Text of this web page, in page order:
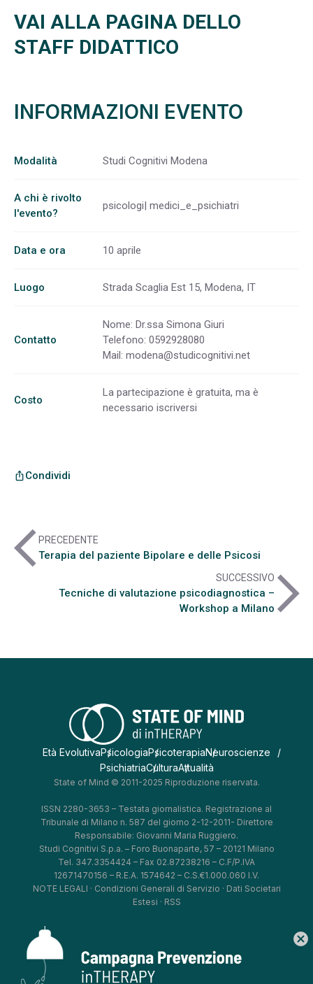
VAI ALLA PAGINA DELLO
STAFF DIDATTICO
INFORMAZIONI EVENTO
Modalità Studi Cognitivi Modena
A chi è rivolto
l'evento?
psicologi| medici_e_psichiatri
Data e ora 10 aprile
Luogo Strada Scaglia Est 15, Modena, IT
Contatto
Nome: Dr.ssa Simona Giuri
Telefono: 0592928080
Mail: modena@studicognitivi.net
Costo
La partecipazione è gratuita, ma è
necessario iscriversi
ios_shareCondividi
arrow_back_iosPRECEDENTE
Terapia del paziente Bipolare e delle Psicosi
SUCCESSIVO
Tecniche di valutazione psicodiagnostica –
Workshop a Milanoarrow_forward_ios
Età EvolutivaPsicologiaPsicoterapiaNeuroscienze
PsichiatriaCulturaAttualità
State of Mind © 2011-2025 Riproduzione riservata.
ISSN 2280-3653 – Testata giornalistica. Registrazione al
Tribunale di Milano n. 587 del giorno 2-12-2011- Direttore
Responsabile: Giovanni Maria Ruggiero.
Studi Cognitivi S.p.a. – Foro Buonaparte, 57 – 20121 Milano
Tel. 347.3354424 – Fax 02.87238216 – C.F/P.IVA
12671470156 – R.E.A. 1574642 – C.S.€1.000.060 I.V.
NOTE LEGALI · Condizioni Generali di Servizio · Dati Societari
Estesi · RSS
Aggiorna le tue preferenze–
** **
cancel